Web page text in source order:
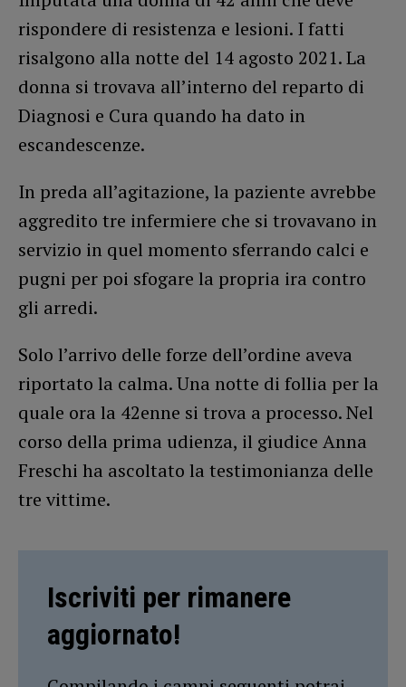
rispondere di resistenza e lesioni. I fatti
risalgono alla notte del 14 agosto 2021. La
donna si trovava all’interno del reparto di
Diagnosi e Cura quando ha dato in
escandescenze.
In preda all’agitazione, la paziente avrebbe
aggredito tre infermiere che si trovavano in
servizio in quel momento sferrando calci e
pugni per poi sfogare la propria ira contro
gli arredi.
Solo l’arrivo delle forze dell’ordine aveva
riportato la calma. Una notte di follia per la
quale ora la 42enne si trova a processo. Nel
corso della prima udienza, il giudice Anna
Freschi ha ascoltato la testimonianza delle
tre vittime.
Iscriviti per rimanere
aggiornato!